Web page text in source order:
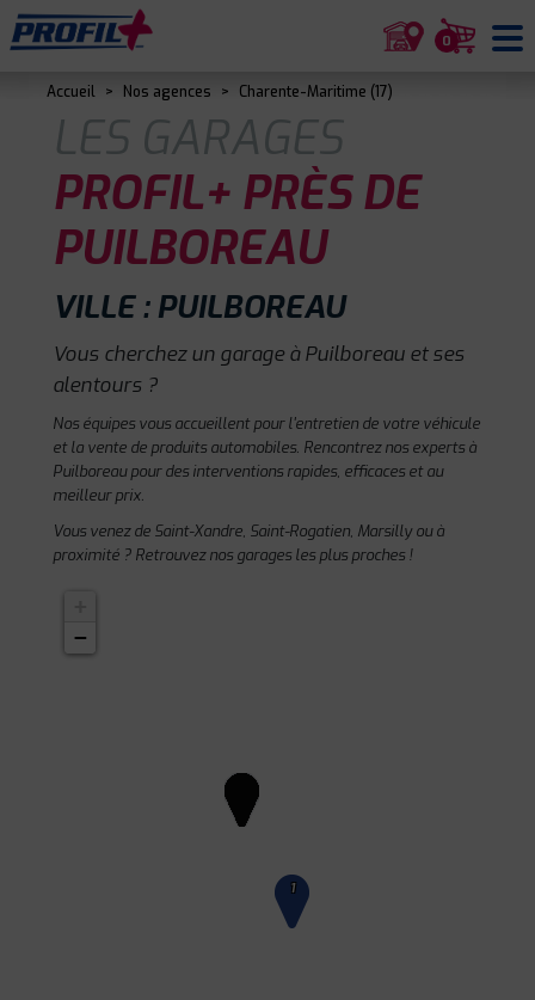
0
Accueil > Nos agences > Charente-Maritime (17)
LES GARAGES
PROFIL+ PRÈS DE
PUILBOREAU
VILLE : PUILBOREAU
Vous cherchez un garage à Puilboreau et ses
alentours ?
Nos équipes vous accueillent pour l'entretien de votre véhicule
et la vente de produits automobiles. Rencontrez nos experts à
Puilboreau pour des interventions rapides, efficaces et au
meilleur prix.
Vous venez de Saint-Xandre, Saint-Rogatien, Marsilly ou à
proximité ? Retrouvez nos garages les plus proches !
1
−